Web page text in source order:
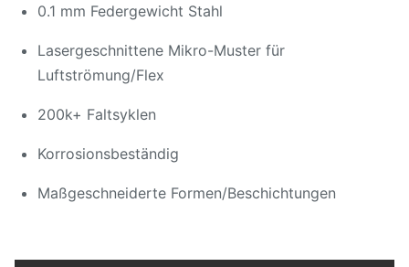
Anwendungen
Technologien, flexible
0.1 mm Federgewicht Stahl
Lasergeschnittene Mikro-Muster für
Luftströmung/Flex
200k+ Faltsyklen
Korrosionsbeständig
Maßgeschneiderte Formen/Beschichtungen